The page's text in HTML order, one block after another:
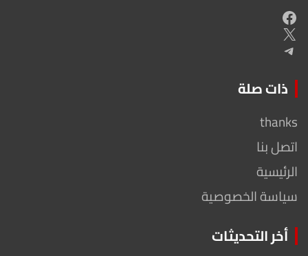
Facebook
X
Telegram
ذات صلة
thanks
اتصل بنا
الرئيسية
سياسة الخصوصية
أخر التحديثات